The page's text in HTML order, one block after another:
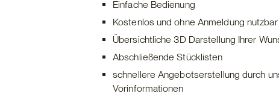
Einfache Bedienung
Kostenlos und ohne Anmeldung nutzbar
Übersichtliche 3D Darstellung Ihrer
Abschließende Stücklisten
schnellere Angebotserstellung durch
Vorinformationen